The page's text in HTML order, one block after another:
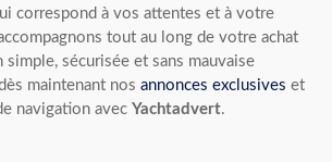
correspond à vos attentes et à votre
tout au long de votre achat
simple, sécurisée et sans mauvaise
maintenant nos annonces exclusives et
navigation avec Yachtadvert.